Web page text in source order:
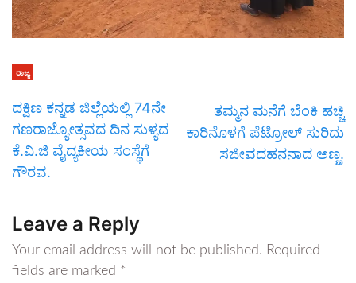
ರಾಜ್ಯ
ದಕ್ಷಿಣ ಕನ್ನಡ ಜಿಲ್ಲೆಯಲ್ಲಿ 74ನೇ
ಗಣರಾಜ್ಯೋತ್ಸವದ ದಿನ ಸುಳ್ಯದ
ಕೆ.ವಿ.ಜಿ ವೈದ್ಯಕೀಯ ಸಂಸ್ಥೆಗೆ
ಗೌರವ.
ತಮ್ಮನ ಮನೆಗೆ ಬೆಂಕಿ ಹಚ್ಚಿ
ಕಾರಿನೊಳಗೆ ಪೆಟ್ರೋಲ್ ಸುರಿದು
ಸಜೀವದಹನನಾದ ಅಣ್ಣ.
Leave a Reply
Your email address will not be published. Required
fields are marked *